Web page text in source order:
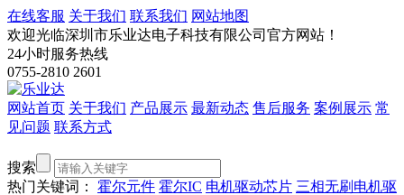
在线客服 关于我们 联系我们 网站地图
欢迎光临深圳市乐业达电子科技有限公司官方网站！
24小时服务热线
0755-2810 2601
网站首页 关于我们 产品展示 最新动态 售后服务 案例展示 常
见问题 联系方式
搜索
热门关键词：
霍尔元件 霍尔IC 电机驱动芯片 三相无刷电机驱